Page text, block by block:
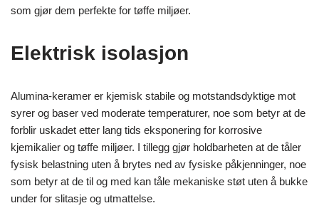
som gjør dem perfekte for tøffe miljøer.
Elektrisk isolasjon
Alumina-keramer er kjemisk stabile og motstandsdyktige mot
syrer og baser ved moderate temperaturer, noe som betyr at de
forblir uskadet etter lang tids eksponering for korrosive
kjemikalier og tøffe miljøer. I tillegg gjør holdbarheten at de tåler
fysisk belastning uten å brytes ned av fysiske påkjenninger, noe
som betyr at de til og med kan tåle mekaniske støt uten å bukke
under for slitasje og utmattelse.